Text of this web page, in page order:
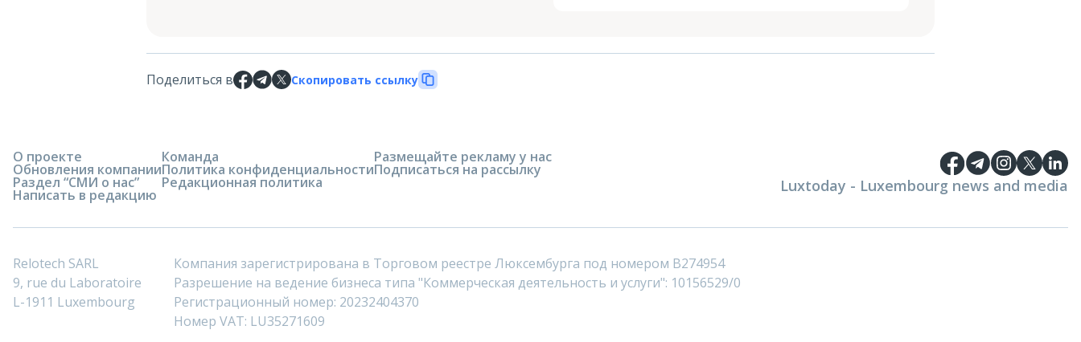
Поделиться в Скопировать ссылку
О проекте
Обновления компании
Раздел “СМИ о нас”
Написать в редакцию
Команда
Политика конфиденциальности
Редакционная политика
Размещайте рекламу у нас
Подписаться на рассылку
Luxtoday - Luxembourg news and media
Relotech SARL
9, rue du Laboratoire
L-1911 Luxembourg
Компания зарегистрирована в Торговом реестре Люксембурга под номером B274954
Разрешение на ведение бизнеса типа "Коммерческая деятельность и услуги": 10156529/0
Регистрационный номер: 20232404370
Номер VAT: LU35271609